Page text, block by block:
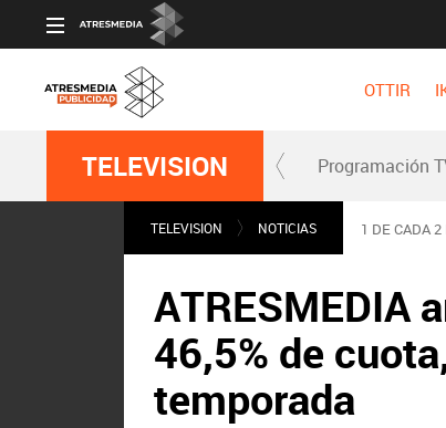
OTTIR
TELEVISION Programación
TELEVISION NOTICIAS 1 DE CADA
ATRESMEDIA
46,5% de
temporada